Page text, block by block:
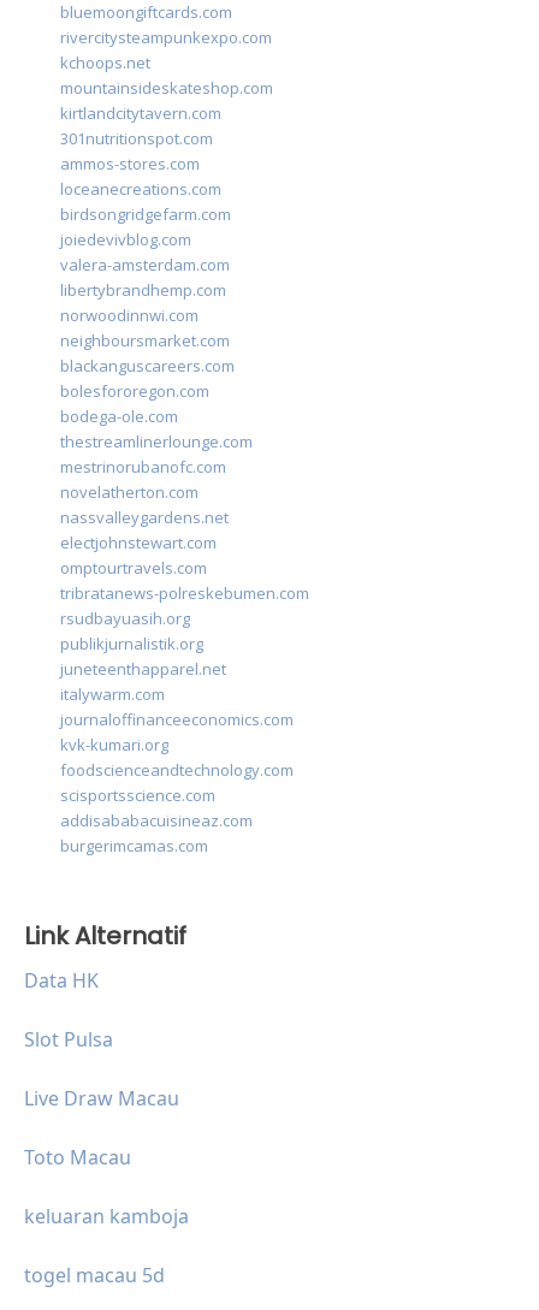
bluemoongiftcards.com
rivercitysteampunkexpo.com
kchoops.net
mountainsideskateshop.com
kirtlandcitytavern.com
301nutritionspot.com
ammos-stores.com
loceanecreations.com
birdsongridgefarm.com
joiedevivblog.com
valera-amsterdam.com
libertybrandhemp.com
norwoodinnwi.com
neighboursmarket.com
blackanguscareers.com
bolesfororegon.com
bodega-ole.com
thestreamlinerlounge.com
mestrinorubanofc.com
novelatherton.com
nassvalleygardens.net
electjohnstewart.com
omptourtravels.com
tribratanews-polreskebumen.com
rsudbayuasih.org
publikjurnalistik.org
juneteenthapparel.net
italywarm.com
journaloffinanceeconomics.com
kvk-kumari.org
foodscienceandtechnology.com
scisportsscience.com
addisababacuisineaz.com
burgerimcamas.com
Link Alternatif
Data HK
Slot Pulsa
Live Draw Macau
Toto Macau
keluaran kamboja
togel macau 5d